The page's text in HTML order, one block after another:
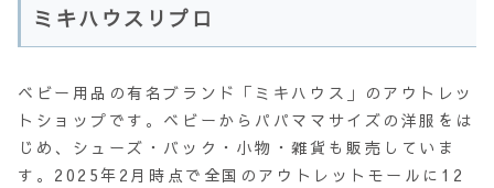
ミキハウスリプロ
ベビー用品の有名ブランド「ミキハウス」のアウトレッ
トショップです。ベビーからパパママサイズの洋服をは
じめ、シューズ・バック・小物・雑貨も販売していま
す。2025年2月時点で全国のアウトレットモールに12